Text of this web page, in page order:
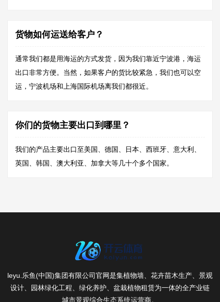
货物如何运送给客户？
通常我们都是用海运的方式发货，因为我们靠近宁波港，海运
出口非常方便。当然，如果客户的货比较紧急，我们也可以空
运，宁波机场和上海国际机场离我们都很近。
你们的货物主要出口到哪里？
我们的产品主要出口至美国、德国、日本、西班牙、意大利、
英国、韩国、澳大利亚、加拿大等几十个多个国家。
leyu.乐鱼(中国)集团有限公司官网是集植物墙、花卉苗木生产、景观
设计、园林绿化工程、绿化养护、盆栽植物租赁为一体的全产业链
城市景观综合生态系统运营商。